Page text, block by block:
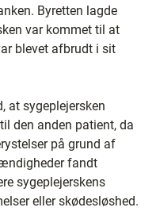
Byretten lagde
var kommet til at
blevet afbrudt i sit
at sygeplejersken
den anden patient, da
på grund af
fandt
sygeplejerskens
eller skødesløshed.